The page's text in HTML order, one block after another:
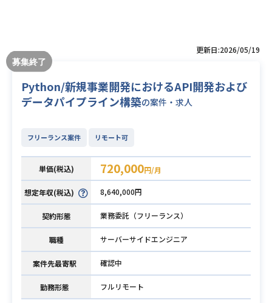
更新日:2026/05/19
Python/新規事業開発におけるAPI開発および
データパイプライン構築の案件・求人
フリーランス案件 リモート可
単価(税込) 720,000円/月
想定年収(税込) 8,640,000円
契約形態 業務委託（フリーランス）
職種 サーバーサイドエンジニア
案件先最寄駅 確認中
勤務形態 フルリモート